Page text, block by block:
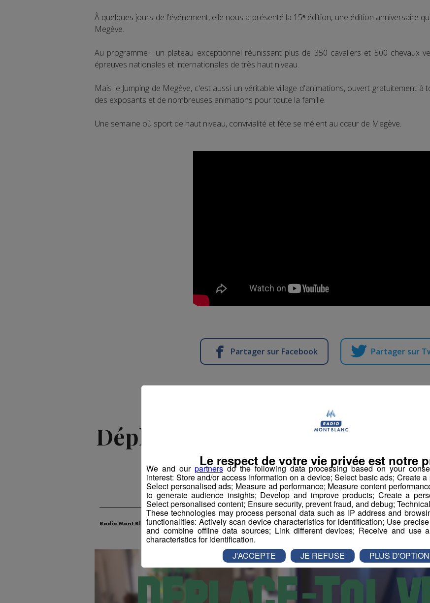
À quelques jours de l'événement, elle nous a présenté la 15ᵉ édition, une édition anniversaire
Megève.
Au programme : un plateau exceptionnel réunissant plus de 350 cavaliers et 500 chevaux
épreuves nationales et internationales de très haut niveau.
Mais le Jumping de Megève, c'est aussi un véritable village d'animations, ouvert gratuitement à
des exposants et de nombreuses animations pour toute la famille.
Une semaine où sport de haut niveau, convivialité et fête se mêlent au cœur de Megève.
Partager sur Facebook Partager sur
Déplace-toi VERT ! Interview -
Mont-Blanc
-9 juillet 2026 à 08h56-Mis à jour le 9 juillet 2026 à 12h32
Radio Mont Blanc Animation La Matinale des Super Lève-Tôt Déplace-toi VERT !
We and our partnersdo the following data processing based on your
interest: Store and/or access information on a device; Select basic ads; Create
Select personalised ads; Measure ad performance; Measure content
to generate audience insights; Develop and improve products; Create a
Select personalised content; Ensure security, prevent fraud, and debug;
These technologies may process personal data such as IP address and
functionalities: Actively scan device characteristics for identification; Use
and combine offline data sources; Link different devices; Receive and use
characteristics for identification.
Le respect de votre vie privée est notre
J'ACCEPTE JE REFUSE PLUS